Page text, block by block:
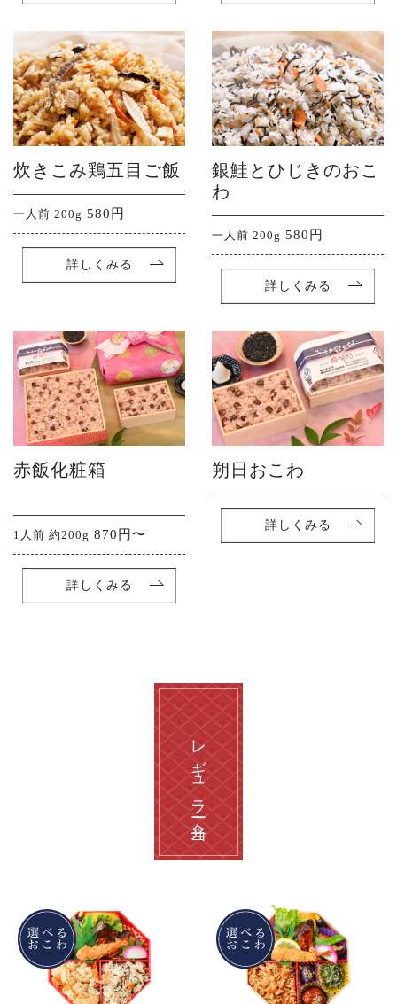
お知らせ おすすめ 朔日おこわ
スタッフの声 店舗情報 配達について ご注文
炊きこみ鶏五目ご飯
一人前 200g 580円
詳しくみる
銀鮭とひじきのおこ
わ
一人前 200g 580円
詳しくみる
赤飯化粧箱
1人前 約200g 870円〜
詳しくみる
朔日おこわ
詳しくみる
レギュラー弁当